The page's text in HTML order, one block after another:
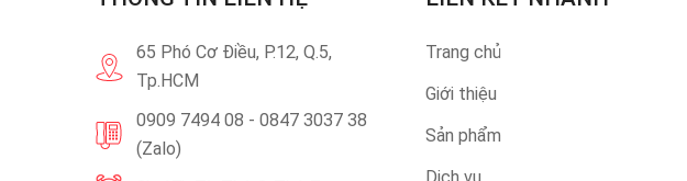
65 Phó Cơ Điều, P.12, Q.5,
Tp.HCM
0909 7494 08 - 0847 3037 38
(Zalo)
Trang chủ
Giới thiệu
Sản phẩm